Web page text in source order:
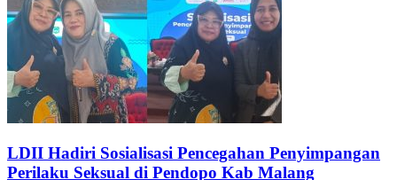
LDII Hadiri Sosialisasi Pencegahan Penyimpangan
Perilaku Seksual di Pendopo Kab Malang